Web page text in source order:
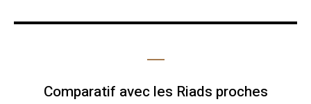
Comparatif avec les Riads proches